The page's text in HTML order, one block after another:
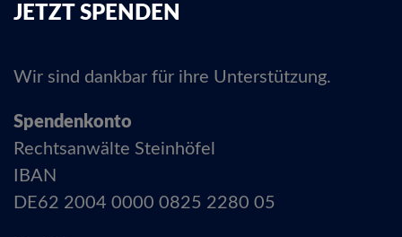
JETZT SPENDEN
Wir sind dankbar für ihre Unterstützung.
Spendenkonto
Rechtsanwälte Steinhöfel
IBAN
DE62 2004 0000 0825 2280 05